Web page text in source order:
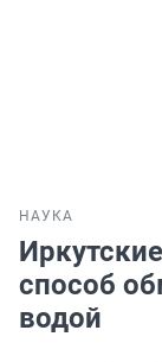
НАУКА
способ
водой